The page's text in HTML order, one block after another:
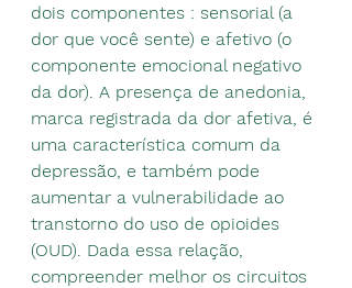
dois componentes : sensorial (a
dor que você sente) e afetivo (o
componente emocional negativo
da dor). A presença de anedonia,
marca registrada da dor afetiva, é
uma característica comum da
depressão, e também pode
aumentar a vulnerabilidade ao
transtorno do uso de opioides
(OUD). Dada essa relação,
compreender melhor os circuitos